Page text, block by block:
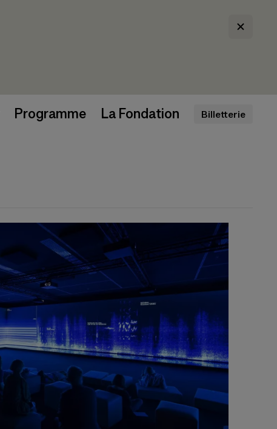
Programme La Fondation Billetterie